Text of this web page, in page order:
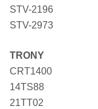
STV-2196
STV-2973
TRONY
CRT1400
14TS88
21TT02